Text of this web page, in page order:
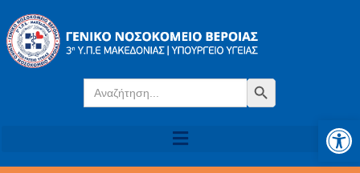
Search
for:
Search Button